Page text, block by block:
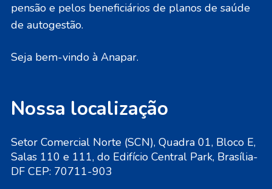
pensão e pelos beneficiários de planos de saúde
de autogestão.
Seja bem-vindo à Anapar.
Nossa localização
Setor Comercial Norte (SCN), Quadra 01, Bloco E,
Salas 110 e 111, do Edifício Central Park, Brasília-
DF CEP: 70711-903